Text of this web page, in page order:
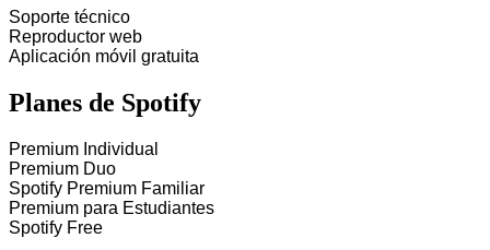
Soporte técnico
Reproductor web
Aplicación móvil gratuita
Planes de Spotify
Premium Individual
Premium Duo
Spotify Premium Familiar
Premium para Estudiantes
Spotify Free